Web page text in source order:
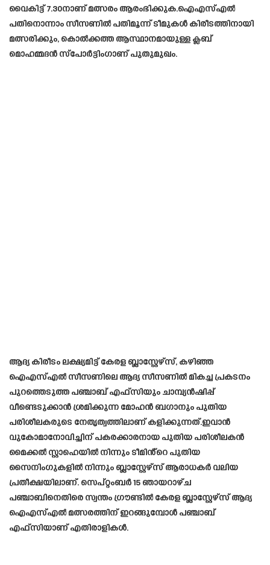
വൈകിട്ട് 7.30നാണ് മത്സരം ആരംഭിക്കുക.ഐഎസ്എൽ
പതിനൊന്നാം സീസണിൽ പതിമൂന്ന് ടീമുകൾ കിരീടത്തിനായി
മത്സരിക്കും, കൊൽക്കത്ത ആസ്ഥാനമായുള്ള ക്ലബ്
മൊഹമ്മദൻ സ്‌പോർട്ടിംഗാണ് പുതുമുഖം.
ആദ്യ കിരീടം ലക്ഷ്യമിട്ട് കേരള ബ്ലാസ്റ്റേഴ്‌സ്, കഴിഞ്ഞ
ഐഎസ്എൽ സീസണിലെ ആദ്യ സീസണിൽ മികച്ച പ്രകടനം
പുറത്തെടുത്ത പഞ്ചാബ് എഫ്‌സിയും ചാമ്പ്യൻഷിപ്പ്
വീണ്ടെടുക്കാൻ ശ്രമിക്കുന്ന മോഹൻ ബഗാനും പുതിയ
പരിശീലകരുടെ നേതൃത്വത്തിലാണ് കളിക്കുന്നത്.ഇവാൻ
വുകോമാനോവിച്ചിന് പകരക്കാരനായ പുതിയ പരിശീലകൻ
മൈക്കൽ സ്റ്റാഹെയിൽ നിന്നും ടീമിൻ്റെ പുതിയ
സൈനിംഗുകളിൽ നിന്നും ബ്ലാസ്റ്റേഴ്‌സ് ആരാധകർ വലിയ
പ്രതീക്ഷയിലാണ്. സെപ്റ്റംബർ 15 ഞായറാഴ്ച
പഞ്ചാബിനെതിരെ സ്വന്തം ഗ്രൗണ്ടിൽ കേരള ബ്ലാസ്റ്റേഴ്സ് ആദ്യ
ഐഎസ്എൽ മത്സരത്തിന് ഇറങ്ങുമ്പോൾ പഞ്ചാബ്
എഫ്സിയാണ് എതിരാളികൾ.